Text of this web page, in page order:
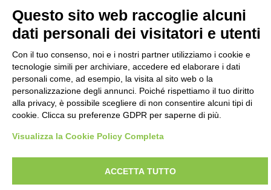
SOCIAL
Tattoform è un brand Smartform srl © 2026. All
Rights Reserved. |Privacy Policy Cookie Settings
Made byRixalto Group SA
Questo sito web raccoglie alcuni
dati personali dei visitatori e utenti
Con il tuo consenso, noi e i nostri partner utilizziamo i cookie e
tecnologie simili per archiviare, accedere ed elaborare i dati
personali come, ad esempio, la visita al sito web o la
personalizzazione degli annunci. Poiché rispettiamo il tuo diritto
alla privacy, è possibile scegliere di non consentire alcuni tipi di
cookie. Clicca su preferenze GDPR per saperne di più.
Visualizza la Cookie Policy Completa
ACCETTA TUTTO